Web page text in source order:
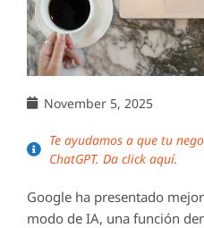
November 5, 2025
Te ayudamos a que tu
ChatGPT. Da click aquí.
Google ha presentado
modo de IA, una función